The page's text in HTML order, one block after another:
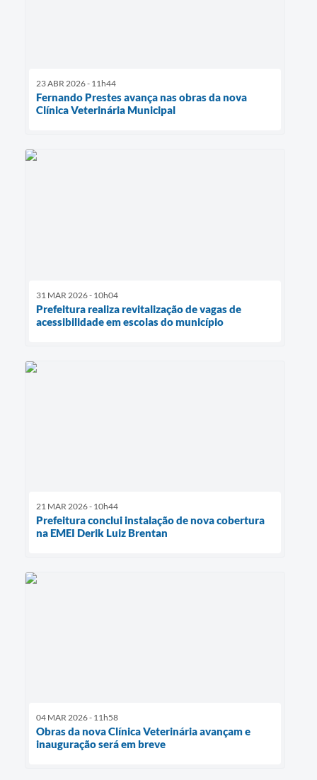
23 ABR 2026 - 11h44
Fernando Prestes avança nas obras da nova
Clínica Veterinária Municipal
31 MAR 2026 - 10h04
Prefeitura realiza revitalização de vagas de
acessibilidade em escolas do município
21 MAR 2026 - 10h44
Prefeitura conclui instalação de nova cobertura
na EMEI Derik Luiz Brentan
04 MAR 2026 - 11h58
Obras da nova Clínica Veterinária avançam e
inauguração será em breve